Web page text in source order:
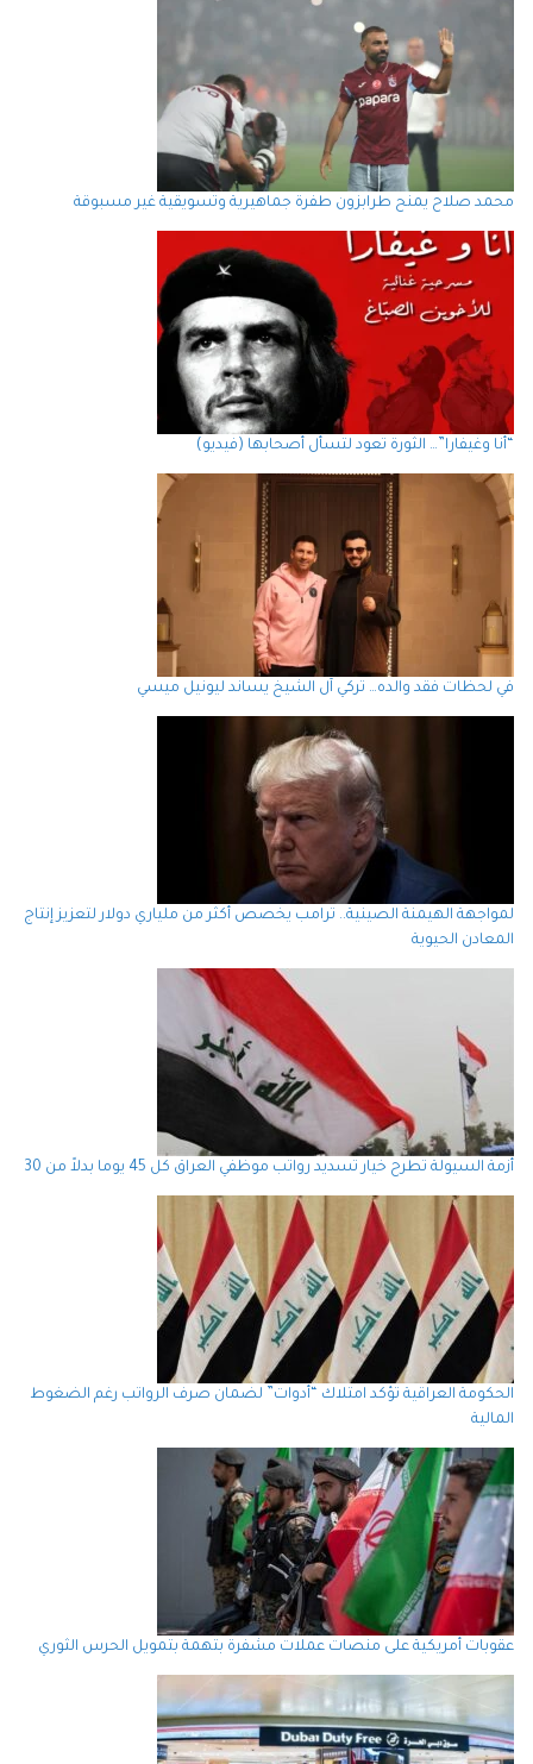
محمد صلاح يمنح طرابزون طفرة جماهيرية وتسويقية غير مسبوقة
“أنا وغيفارا”… الثورة تعود لتسأل أصحابها (فيديو)
في لحظات فقد والده… تركي آل الشيخ يساند ليونيل ميسي
لمواجهة الهيمنة الصينية.. ترامب يخصص أكثر من ملياري دولار لتعزيز إنتاج
المعادن الحيوية
أزمة السيولة تطرح خيار تسديد رواتب موظفي العراق كل 45 يوما بدلاً من 30
الحكومة العراقية تؤكد امتلاك “أدوات” لضمان صرف الرواتب رغم الضغوط
المالية
عقوبات أمريكية على منصات عملات مشفرة بتهمة بتمويل الحرس الثوري